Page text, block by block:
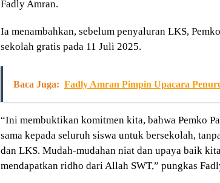
Fadly Amran.
Ia menambahkan, sebelum penyaluran LKS,
sekolah gratis pada 11 Juli 2025.
Baca Juga: Fadly Amran Pimpin Upacara
“Ini membuktikan komitmen kita, bahwa Pemko
sama kepada seluruh siswa untuk bersekolah,
dan LKS. Mudah-mudahan niat dan upaya baik
mendapatkan ridho dari Allah SWT,” pungkas